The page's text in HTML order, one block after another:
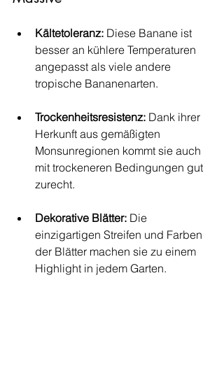
Kältetoleranz: Diese Banane ist
besser an kühlere Temperaturen
angepasst als viele andere
tropische Bananenarten.
Trockenheitsresistenz: Dank ihrer
Herkunft aus gemäßigten
Monsunregionen kommt sie auch
mit trockeneren Bedingungen gut
zurecht.
Dekorative Blätter: Die
einzigartigen Streifen und Farben
der Blätter machen sie zu einem
Highlight in jedem Garten.